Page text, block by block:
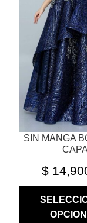
SIN MANGA
CAPA
$
VARIANTES.
LAS
OPCIONES
PUEDEN
ELEGIR
EN
LA
PÁGINA
DE